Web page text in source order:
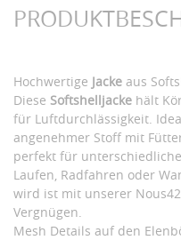
Hochwertige Jacke aus
Diese Softshelljacke hält
für Luftdurchlässigkeit.
angenehmer Stoff mit
perfekt für
Laufen, Radfahren oder
wird ist mit unserer Nous42
Vergnügen.
Mesh Details auf den